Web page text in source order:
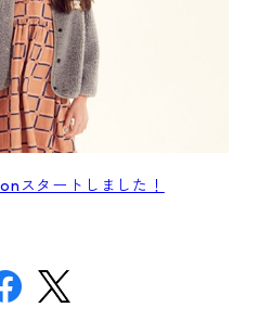
スタートしました！